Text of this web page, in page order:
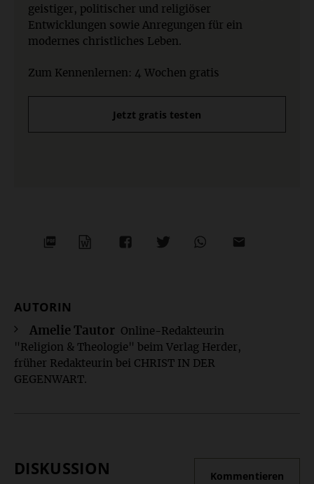
geistiger, politischer und religiöser
Entwicklungen sowie Anregungen für ein
modernes christliches Leben.
Zum Kennenlernen: 4 Wochen gratis
Jetzt gratis testen
Überschrift
Artikel-
Infos
AUTORIN
Amelie Tautor
Online-Redakteurin
"Religion & Theologie" beim Verlag Herder,
früher Redakteurin bei CHRIST IN DER
GEGENWART.
DISKUSSION Kommentieren